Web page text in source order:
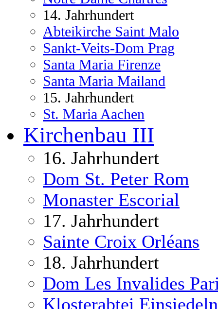
14. Jahrhundert
Abteikirche Saint Malo
Sankt-Veits-Dom Prag
Santa Maria Firenze
Santa Maria Mailand
15. Jahrhundert
St. Maria Aachen
Kirchenbau III
16. Jahrhundert
Dom St. Peter Rom
Monaster Escorial
17. Jahrhundert
Sainte Croix Orléans
18. Jahrhundert
Dom Les Invalides
Klosterabtei Einsiedeln